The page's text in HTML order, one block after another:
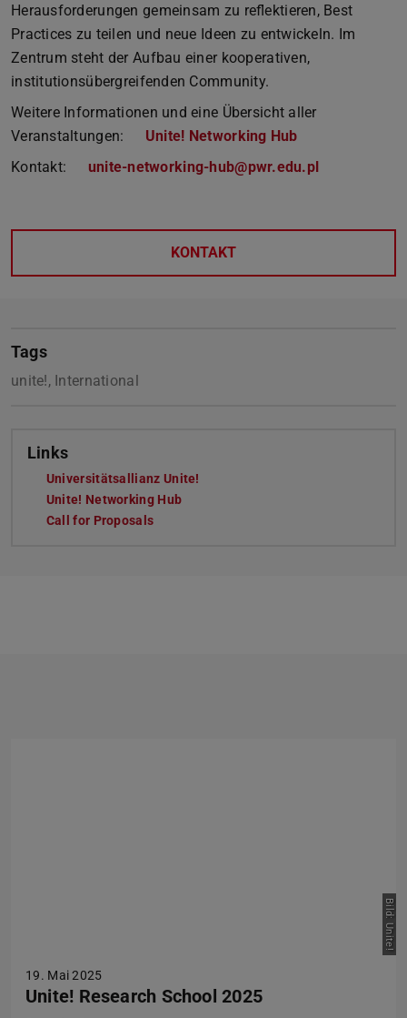
Herausforderungen gemeinsam zu reflektieren, Best
Practices zu teilen und neue Ideen zu entwickeln. Im
Zentrum steht der Aufbau einer kooperativen,
institutionsübergreifenden Community.
Weitere Informationen und eine Übersicht aller
Veranstaltungen:
Unite! Networking Hub
Kontakt:
unite-networking-hub@pwr.edu.pl
KONTAKT
Tags
unite!, International
Links
Universitätsallianz Unite!
Unite! Networking Hub
Call for Proposals
Bild: Unite!
19. Mai 2025
Unite! Research School 2025